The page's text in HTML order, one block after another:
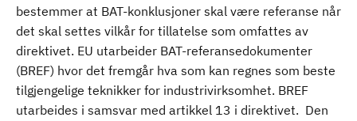
bestemmer at BAT-konklusjoner skal være referanse når
det skal settes vilkår for tillatelse som omfattes av
direktivet. EU utarbeider BAT-referansedokumenter
(BREF) hvor det fremgår hva som kan regnes som beste
tilgjengelige teknikker for industrivirksomhet. BREF
utarbeides i samsvar med artikkel 13 i direktivet. Den